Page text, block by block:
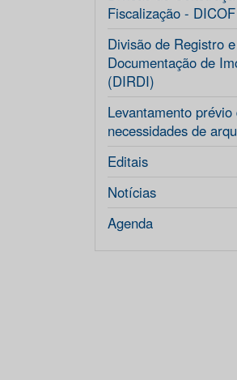
Fiscalização - DICOF
Divisão de Registro e
Documentação de
(DIRDI)
Levantamento prévio
necessidades de
Editais
Notícias
Agenda